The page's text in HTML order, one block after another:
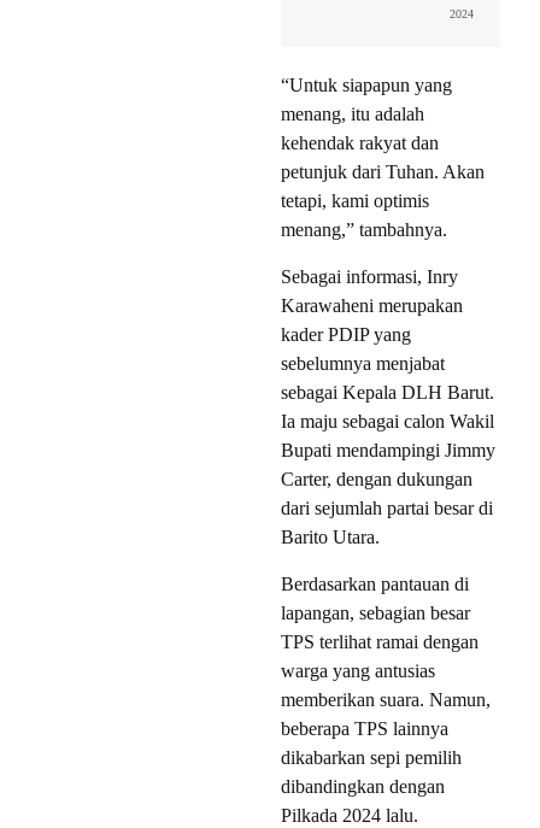
2024
“Untuk siapapun yang
menang, itu adalah
kehendak rakyat dan
petunjuk dari Tuhan. Akan
tetapi, kami optimis
menang,” tambahnya.
Sebagai informasi, Inry
Karawaheni merupakan
kader PDIP yang
sebelumnya menjabat
sebagai Kepala DLH Barut.
Ia maju sebagai calon Wakil
Bupati mendampingi Jimmy
Carter, dengan dukungan
dari sejumlah partai besar di
Barito Utara.
Berdasarkan pantauan di
lapangan, sebagian besar
TPS terlihat ramai dengan
warga yang antusias
memberikan suara. Namun,
beberapa TPS lainnya
dikabarkan sepi pemilih
dibandingkan dengan
Pilkada 2024 lalu.